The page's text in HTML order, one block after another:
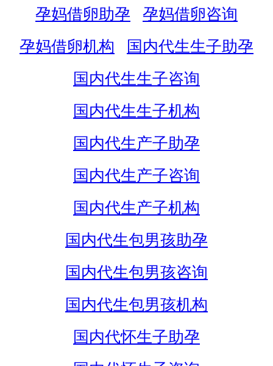
孕妈借卵助孕
孕妈借卵咨询
孕妈借卵机构
国内代生生子助孕
国内代生生子咨询
国内代生生子机构
国内代生产子助孕
国内代生产子咨询
国内代生产子机构
国内代生包男孩助孕
国内代生包男孩咨询
国内代生包男孩机构
国内代怀生子助孕